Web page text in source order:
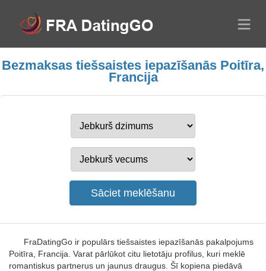
Bezmaksas tiešsaistes iepazīšanās Poitīra,
Francija
FraDatingGo ir populārs tiešsaistes iepazīšanās pakalpojums
Poitīra, Francija. Varat pārlūkot citu lietotāju profilus, kuri meklē
romantiskus partnerus un jaunus draugus. Šī kopiena piedāvā